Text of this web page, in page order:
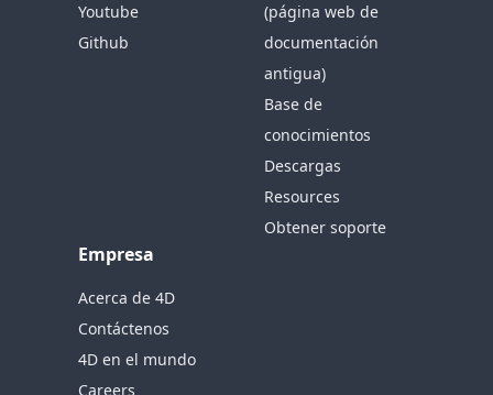
Youtube
Github
(página web de
documentación
antigua)
Base de
conocimientos
Descargas
Resources
Obtener soporte
Empresa
Acerca de 4D
Contáctenos
4D en el mundo
Careers